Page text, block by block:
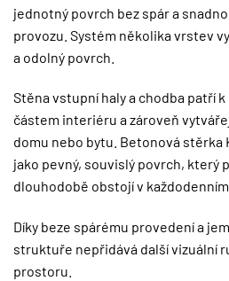
jednotný povrch bez spár a
provozu. Systém několika vrstev
a odolný povrch.
Stěna vstupní haly a chodba patří
částem interiéru a zároveň
domu nebo bytu. Betonová stěrka
jako pevný, souvislý povrch, který
dlouhodobě obstojí v každodenním
Díky beze spárému provedení a
struktuře nepřidává další vizuální
prostoru.